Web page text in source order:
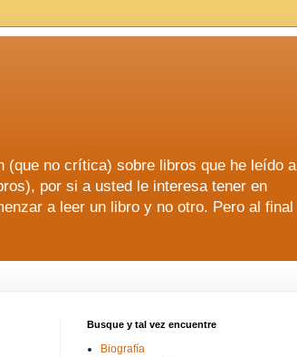
(que no crítica) sobre libros que he leído a
por si a usted le interesa tener en
a leer un libro y no otro. Pero al final
Busque y tal vez encuentre
Biografía